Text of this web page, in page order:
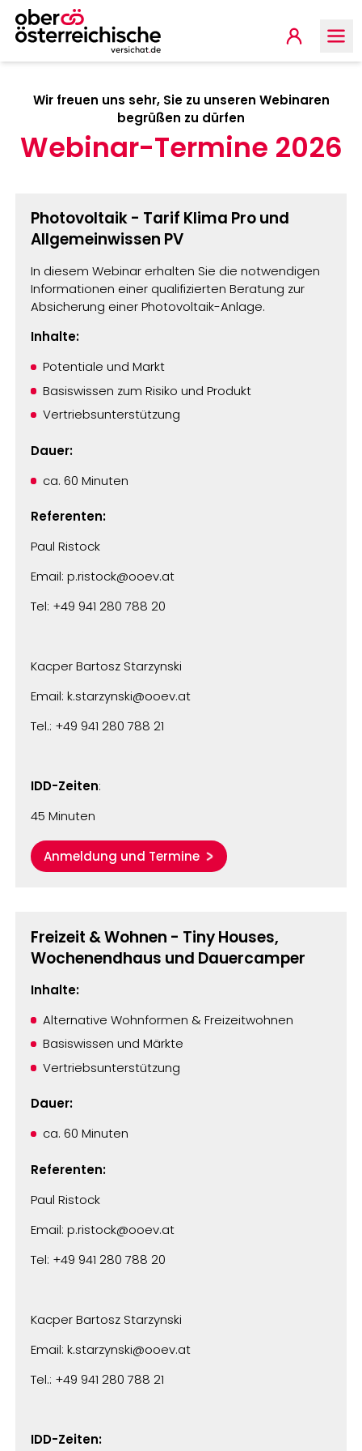
Wir freuen uns sehr, Sie zu unseren Webinaren
begrüßen zu dürfen
Webinar-Termine 2026
Photovoltaik - Tarif Klima Pro und
Allgemeinwissen PV
In diesem Webinar erhalten Sie die notwendigen
Informationen einer qualifizierten Beratung zur
Absicherung einer Photovoltaik-Anlage.
Inhalte:
Potentiale und Markt
Basiswissen zum Risiko und Produkt
Vertriebsunterstützung
Dauer:
ca. 60 Minuten
Referenten:
Paul Ristock
Email: p.ristock@ooev.at
Tel: +49 941 280 788 20
Kacper Bartosz Starzynski
Email: k.starzynski@ooev.at
Tel.: +49 941 280 788 21
IDD-Zeiten:
45 Minuten
Anmeldung und Termine
Freizeit & Wohnen - Tiny Houses,
Wochenendhaus und Dauercamper
Inhalte:
Alternative Wohnformen & Freizeitwohnen
Basiswissen und Märkte
Vertriebsunterstützung
Dauer:
ca. 60 Minuten
Referenten:
Paul Ristock
Email: p.ristock@ooev.at
Tel: +49 941 280 788 20
Kacper Bartosz Starzynski
Email: k.starzynski@ooev.at
Tel.: +49 941 280 788 21
IDD-Zeiten: